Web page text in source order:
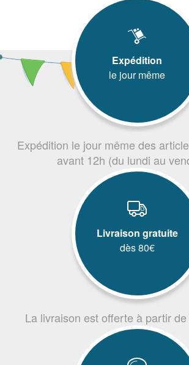
Expédition
le jour même
Expédition le jour même des
avant 12h (du lundi au
Livraison gratuite
dès 80€
La livraison est offerte à partir